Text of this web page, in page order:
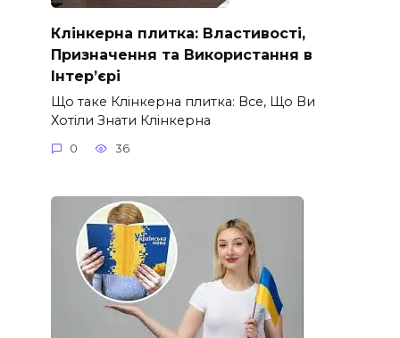
Клінкерна плитка: Властивості,
Призначення та Використання в
Інтер’єрі
Що таке Клінкерна плитка: Все, Що Ви
Хотіли Знати Клінкерна
0 36